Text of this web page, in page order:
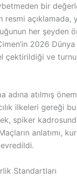
bir
resmi açıklamada,
her şeyden
2026 Dünya
çektirildiği ve
atılmış
ilkeleri gereği
spiker
anlatımı,
Standartları